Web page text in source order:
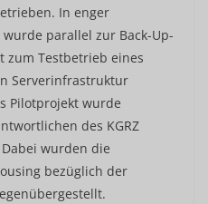
In enger
parallel zur Back-Up-
zum Testbetrieb eines
Serverinfrastruktur
Pilotprojekt wurde
des KGRZ
wurden die
bezüglich der